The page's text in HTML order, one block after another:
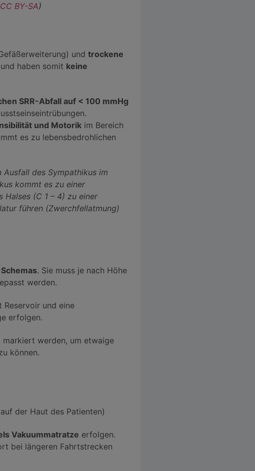
BY-SA)
und trockene
haben somit keine
SRR-Abfall auf < 100 mmHg
und Motorikim Bereich
es zu lebensbedrohlichen
Ausfall des Sympathikus im
kommt es zu einer
Halses (C 1 – 4) zu einer
führen (Zwerchfellatmung)
. Sie muss je nach Höhe
werden.
und eine
erfolgen.
werden, um etwaige
können.
der Haut des Patienten)
Vakuummatratze erfolgen.
bei längeren Fahrtstrecken